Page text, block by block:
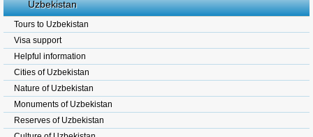
Uzbekistan
Tours to Uzbekistan
Visa support
Helpful information
Cities of Uzbekistan
Nature of Uzbekistan
Monuments of Uzbekistan
Reserves of Uzbekistan